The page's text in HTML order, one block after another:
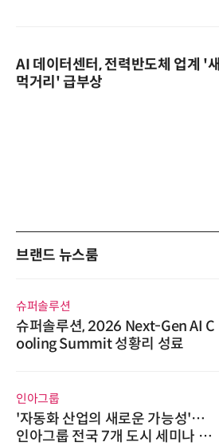
AI 데이터센터, 전력반도체 업계 '새
먹거리' 급부상
브랜드 뉴스룸
슈퍼솔루션
슈퍼솔루션, 2026 Next-Gen AI C
ooling Summit 성황리 성료
인아그룹
'자동화 산업의 새로운 가능성'…
인아그룹 전국 7개 도시 세미나 페